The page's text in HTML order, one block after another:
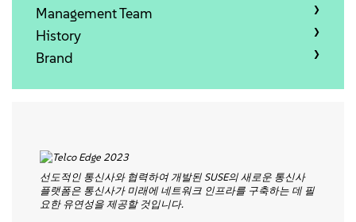
선도적인 통신사와 협력하여 개발된 SUSE의 새로운 통신사
플랫폼은 통신사가 미래에 네트워크 인프라를 구축하는 데 필
요한 유연성을 제공할 것입니다.
Management Team
History
Brand